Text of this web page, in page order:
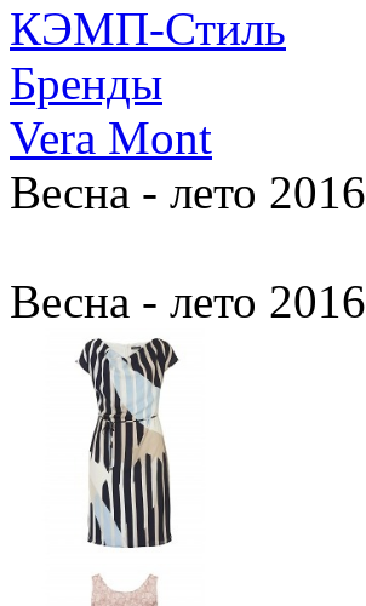
КЭМП-Стиль
Бренды
Vera Mont
Весна - лето 2016
Весна - лето 2016